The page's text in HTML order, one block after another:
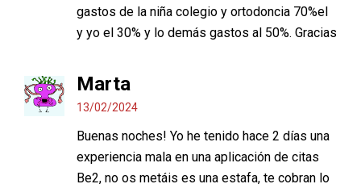
gastos de la niña colegio y ortodoncia 70%el
y yo el 30% y lo demás gastos al 50%. Gracias
Marta
13/02/2024
Buenas noches! Yo he tenido hace 2 días una
experiencia mala en una aplicación de citas
Be2, no os metáis es una estafa, te cobran lo